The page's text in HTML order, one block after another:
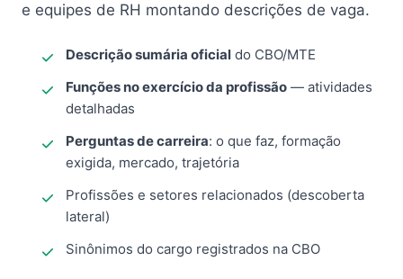
e equipes de RH montando descrições de vaga.
Descrição sumária oficial do CBO/MTE
Funções no exercício da profissão — atividades
detalhadas
Perguntas de carreira: o que faz, formação
exigida, mercado, trajetória
Profissões e setores relacionados (descoberta
lateral)
Sinônimos do cargo registrados na CBO